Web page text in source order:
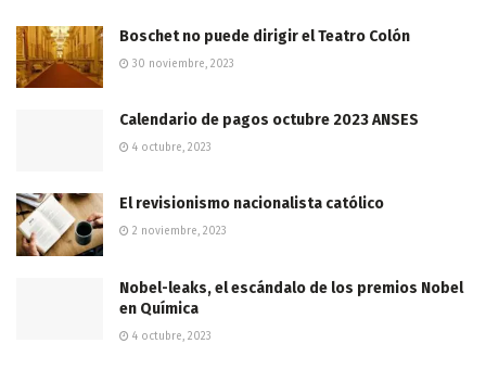
Boschet no puede dirigir el Teatro Colón
30 noviembre, 2023
Calendario de pagos octubre 2023 ANSES
4 octubre, 2023
El revisionismo nacionalista católico
2 noviembre, 2023
Nobel-leaks, el escándalo de los premios Nobel
en Química
4 octubre, 2023